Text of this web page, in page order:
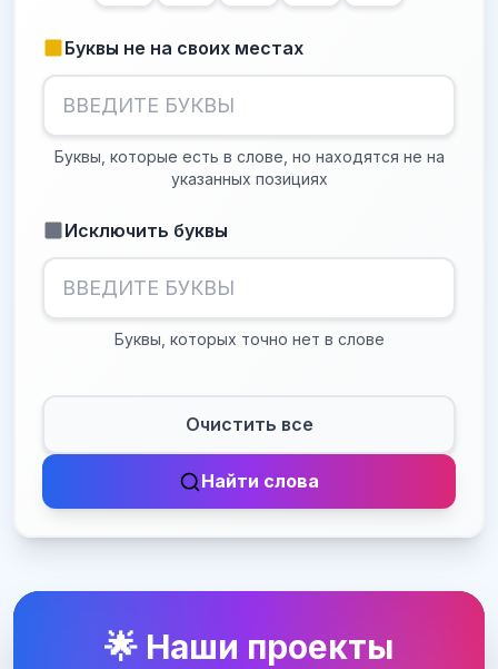
Буквы не на своих местах
Буквы, которые есть в слове, но находятся не на
указанных позициях
Исключить буквы
Буквы, которых точно нет в слове
Очистить все
Найти слова
🌟 Наши проекты